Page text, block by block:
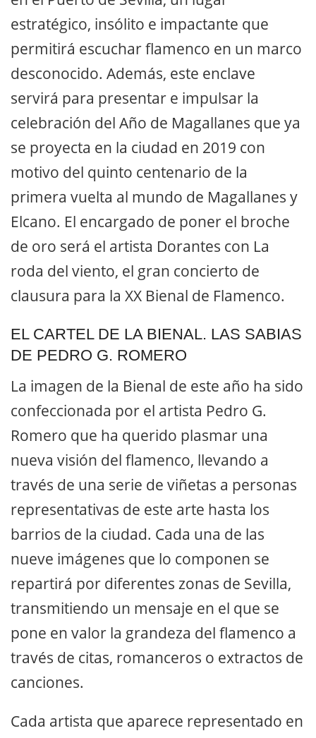
estratégico, insólito e impactante que
permitirá escuchar flamenco en un marco
desconocido. Además, este enclave
servirá para presentar e impulsar la
celebración del Año de Magallanes que ya
se proyecta en la ciudad en 2019 con
motivo del quinto centenario de la
primera vuelta al mundo de Magallanes y
Elcano. El encargado de poner el broche
de oro será el artista Dorantes con La
roda del viento, el gran concierto de
clausura para la XX Bienal de Flamenco.
EL CARTEL DE LA BIENAL. LAS SABIAS
DE PEDRO G. ROMERO
La imagen de la Bienal de este año ha sido
confeccionada por el artista Pedro G.
Romero que ha querido plasmar una
nueva visión del flamenco, llevando a
través de una serie de viñetas a personas
representativas de este arte hasta los
barrios de la ciudad. Cada una de las
nueve imágenes que lo componen se
repartirá por diferentes zonas de Sevilla,
transmitiendo un mensaje en el que se
pone en valor la grandeza del flamenco a
través de citas, romanceros o extractos de
canciones.
Cada artista que aparece representado en